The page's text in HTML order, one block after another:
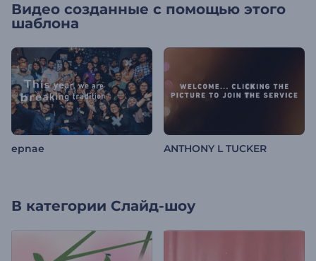
Видео созданные с помощью этого
шаблона
epnae ANTHONY L TUCKER
В категории Слайд-шоу